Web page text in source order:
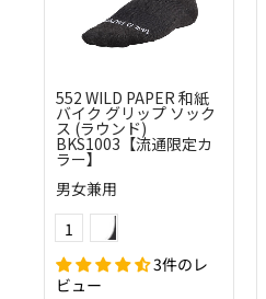
552 WILD PAPER 和紙
バイク グリップ ソック
ス (ラウンド)
BKS1003【流通限定カ
ラー】
男女兼用
Color
1
3件のレ
ビュー